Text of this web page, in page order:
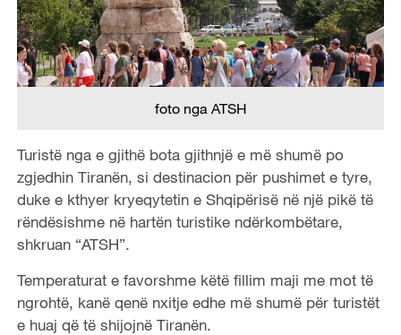
foto nga ATSH
Turistë nga e gjithë bota gjithnjë e më shumë po
zgjedhin Tiranën, si destinacion për pushimet e tyre,
duke e kthyer kryeqytetin e Shqipërisë në një pikë të
rëndësishme në hartën turistike ndërkombëtare,
shkruan “ATSH”.
Temperaturat e favorshme këtë fillim maji me mot të
ngrohtë, kanë qenë nxitje edhe më shumë për turistët
e huaj që të shijojnë Tiranën.